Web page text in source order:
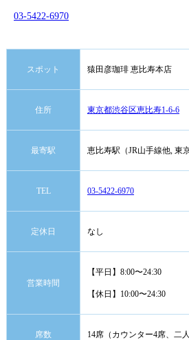
03-5422-6970
スポット 猿田彦珈琲 恵比寿本店
住所 東京都渋谷区恵比寿1-6-6
最寄駅 恵比寿駅（JR山手線他, 東
TEL 03-5422-6970
定休日 なし
営業時間
【平日】8:00〜24:30
【休日】10:00〜24:30
席数 14席（カウンター4席、二